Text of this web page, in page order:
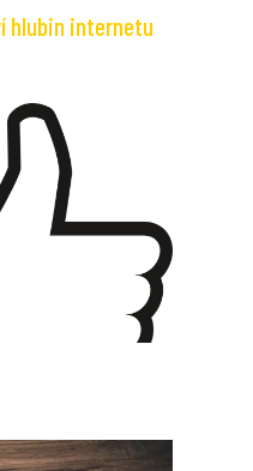
hlubin internetu